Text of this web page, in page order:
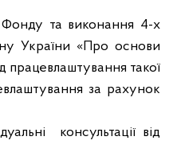
Фонду та виконання 4-х
України «Про основи
працевлаштування такої
за рахунок
консультації від